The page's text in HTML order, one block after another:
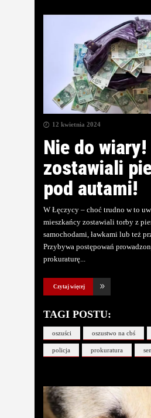
12 kwietnia 2024
Nie do
zostawiali
pod autami!
W Łęczycy – choć trudno w to
mieszkańcy zostawiali torby z
samochodami, ławkami lub też
Przybywa postępowań
prokuraturę
Czytaj więcej
TAGI POSTU:
oszuści oszustwo na cbś
policja prokuratura